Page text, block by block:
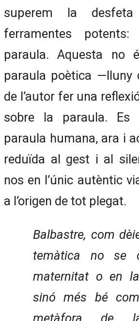
superem la
ferramentes
paraula. Aquesta no
paraula poètica —lluny
de l’autor fer una
sobre la paraula.
paraula humana, ara i
reduïda al gest i al
nos en l’únic autèntic
a l’origen de tot plegat.
Balbastre, com
temàtica no se
maternitat o en
sinó més bé
metàfora de